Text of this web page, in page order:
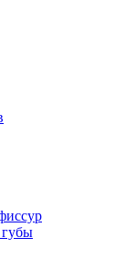
губы